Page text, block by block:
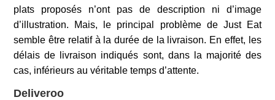
plats proposés n’ont pas de description ni d’image
d’illustration. Mais, le principal problème de Just Eat
semble être relatif à la durée de la livraison. En effet, les
délais de livraison indiqués sont, dans la majorité des
cas, inférieurs au véritable temps d’attente.
Deliveroo